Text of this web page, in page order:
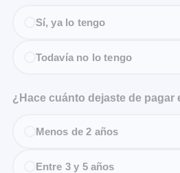
Sí, ya lo tengo
Todavía no lo tengo
¿Hace cuánto dejaste de pagar
Menos de 2 años
Entre 3 y 5 años